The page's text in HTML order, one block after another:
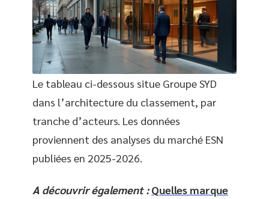
Le tableau ci-dessous situe Groupe SYD
dans l’architecture du classement, par
tranche d’acteurs. Les données
proviennent des analyses du marché ESN
publiées en 2025-2026.
A découvrir également : Quelles marque